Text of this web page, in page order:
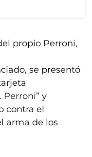
propio Perroni,
se presentó
Perroni” y
contra el
arma de los